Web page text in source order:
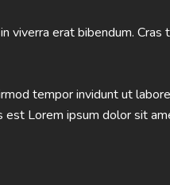
viverra erat bibendum.
tempor invidunt ut
est Lorem ipsum dolor sit